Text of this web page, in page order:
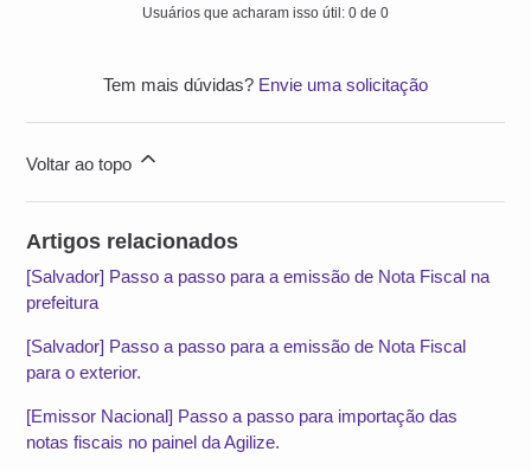
Usuários que acharam isso útil: 0 de 0
Tem mais dúvidas? Envie uma solicitação
Voltar ao topo
Artigos relacionados
[Salvador] Passo a passo para a emissão de Nota Fiscal na
prefeitura
[Salvador] Passo a passo para a emissão de Nota Fiscal
para o exterior.
[Emissor Nacional] Passo a passo para importação das
notas fiscais no painel da Agilize.